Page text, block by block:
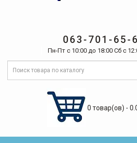
063-701-65-
Пн-Пт с 10:00 до 18:00 Сб с
0 товар(ов) -